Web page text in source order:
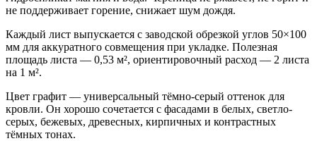
не поддерживает горение, снижает шум дождя.
Каждый лист выпускается с заводской обрезкой углов 50×100
мм для аккуратного совмещения при укладке. Полезная
площадь листа — 0,53 м², ориентировочный расход — 2 листа
на 1 м².
Цвет графит — универсальный тёмно-серый оттенок для
кровли. Он хорошо сочетается с фасадами в белых, светло-
серых, бежевых, древесных, кирпичных и контрастных
тёмных тонах.